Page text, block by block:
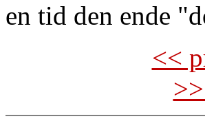
en tid den ende
<<